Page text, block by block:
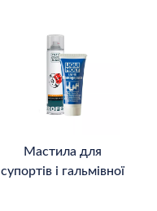
Мастила для
супортів і гальмівної